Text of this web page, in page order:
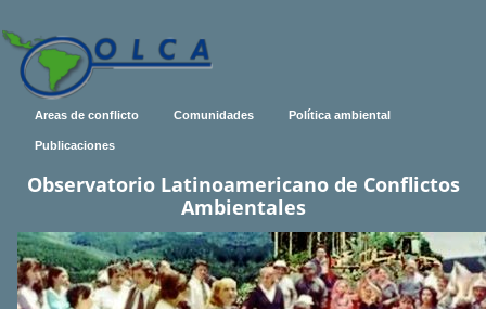
Areas de conflicto Comunidades Política ambiental
Publicaciones
Observatorio Latinoamericano de Conflictos
Ambientales